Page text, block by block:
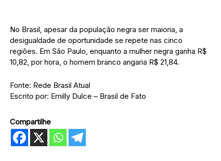
No Brasil, apesar da população negra ser maioria, a
desigualdade de oportunidade se repete nas cinco
regiões. Em São Paulo, enquanto a mulher negra ganha R$
10,82, por hora, o homem branco angaria R$ 21,84.
Fonte: Rede Brasil Atual
Escrito por: Emilly Dulce – Brasil de Fato
Compartilhe